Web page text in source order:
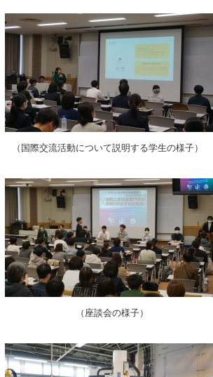
（国際交流活動について説明する学生の様子）
（座談会の様子）